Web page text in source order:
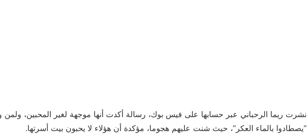
نشرت ريما الرحباني عبر حسابها على فيس بوك، رسالة أكدت أنها موجهة لغير المحبين، ولمن
“يصطادوا بالماء العكر”، حيث شنت عليهم هجوما، مؤكدة أن هؤلاء لا يحبون بيت أسرتها.